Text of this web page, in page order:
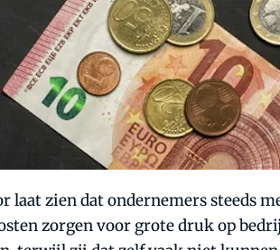
laat zien dat ondernemers steeds
zorgen voor grote druk op